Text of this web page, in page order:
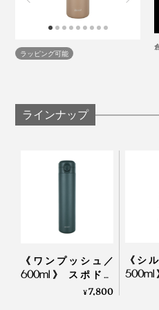
耐熱温度120℃のシリコン
タをきちんと閉めておけば
ラッピング可能
ラインナップ
《ワンプッシュ／
600ml》 スポドリ
OK、金属臭・ニオイ
¥7,800
《シ
500ml
OK、